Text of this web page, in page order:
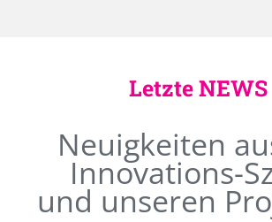
Letzte NEWS
Neuigkeiten
Innovations-
und unseren